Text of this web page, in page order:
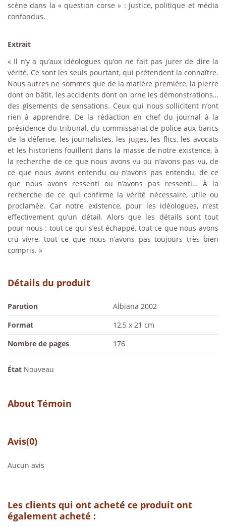
scène dans la « question corse » : justice, politique et média
confondus.
Extrait
« Il n’y a qu’aux idéologues qu’on ne fait pas jurer de dire la
vérité. Ce sont les seuls pourtant, qui prétendent la connaître.
Nous autres ne sommes que de la matière première, la pierre
dont on bâtit, les accidents dont on orne les démonstrations…
des gisements de sensations. Ceux qui nous sollicitent n’ont
rien à apprendre. De la rédaction en chef du journal à la
présidence du tribunal, du commissariat de police aux bancs
de la défense, les journalistes, les juges, les flics, les avocats
et les historiens fouillent dans la masse de notre existence, à
la recherche de ce que nous avons vu ou n’avons pas vu, de
ce que nous avons entendu ou n’avons pas entendu, de ce
que nous avons ressenti ou n’avons pas ressenti… À la
recherche de ce qui confirme la vérité nécessaire, utile ou
proclamée. Car notre existence, pour les idéologues, n’est
effectivement qu’un détail. Alors que les détails sont tout
pour nous : tout ce qui s’est échappé, tout ce que nous avons
cru vivre, tout ce que nous n’avons pas toujours très bien
compris. »
Détails du produit
Parution
Albiana 2002
Format
12,5 x 21 cm
Nombre de pages
176
État Nouveau
About Témoin
Avis(0)
Aucun avis
Les clients qui ont acheté ce produit ont
également acheté :